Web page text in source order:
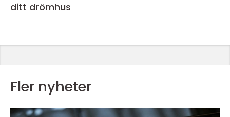
ditt drömhus
Fler nyheter